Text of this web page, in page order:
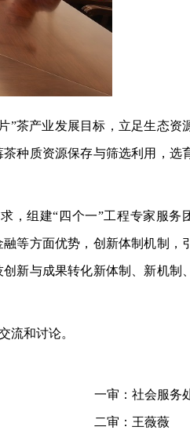
”茶产业发展目标，立足生态资
种质资源保存与筛选利用，选
，组建“四个一”工程专家服务
等方面优势，创新体制机制，引
新与成果转化新体制、新机制、
流和讨论。
一审： 社会服务
二审： 王薇薇